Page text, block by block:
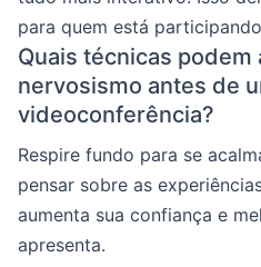
para quem está
Quais técnicas
nervosismo antes de
videoconferência?
Respire fundo para se
pensar sobre as
aumenta sua confiança e
apresenta.